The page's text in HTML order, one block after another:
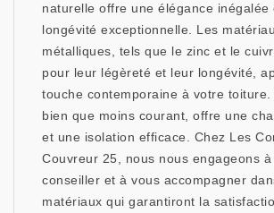
naturelle offre une élégance inégalée
longévité exceptionnelle. Les
métalliques, tels que le zinc et le
pour leur légèreté et leur longévité,
touche contemporaine à votre toiture.
bien que moins courant, offre une
et une isolation efficace. Chez Les
Couvreur 25, nous nous engageons à
conseiller et à vous accompagner
matériaux qui garantiront la